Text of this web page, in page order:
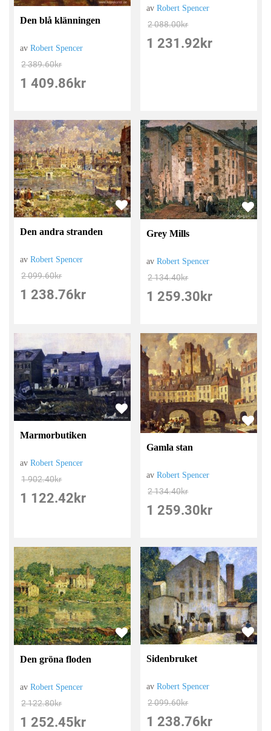
Den blå klänningen
avRobert Spencer
2 389.60kr
1 409.86 kr
avRobert Spencer
2 088.00kr
1 231.92 kr
Den andra stranden
avRobert Spencer
2 099.60kr
1 238.76 kr
Grey Mills
avRobert Spencer
2 134.40kr
1 259.30 kr
Marmorbutiken
avRobert Spencer
1 902.40kr
1 122.42 kr
Gamla stan
avRobert Spencer
2 134.40kr
1 259.30 kr
Den gröna floden
avRobert Spencer
2 122.80kr
1 252.45 kr
Sidenbruket
avRobert Spencer
2 099.60kr
1 238.76 kr